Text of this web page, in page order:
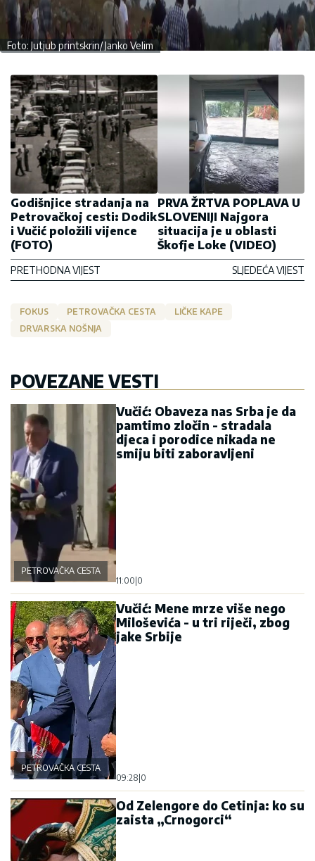
Foto: Jutjub printskrin/ Janko Velim
Godišnjice stradanja na
Petrovačkoj cesti: Dodik
i Vučić položili vijence
(FOTO)
PRETHODNA VIJEST
PRVA ŽRTVA POPLAVA U
SLOVENIJI Najgora
situacija je u oblasti
Škofje Loke (VIDEO)
SLJEDEĆA VIJEST
FOKUS PETROVAČKA CESTA
LIČKE KAPE
DRVARSKA NOŠNJA
POVEZANE VESTI
PETROVAČKA CESTA
Vučić: Obaveza nas Srba je da
pamtimo zločin - stradala
djeca i porodice nikada ne
smiju biti zaboravljeni
11:00 0
PETROVAČKA CESTA
Vučić: Mene mrze više nego
Miloševića - u tri riječi, zbog
jake Srbije
09:28 0
Od Zelengore do Cetinja: ko su
zaista „Crnogorci“